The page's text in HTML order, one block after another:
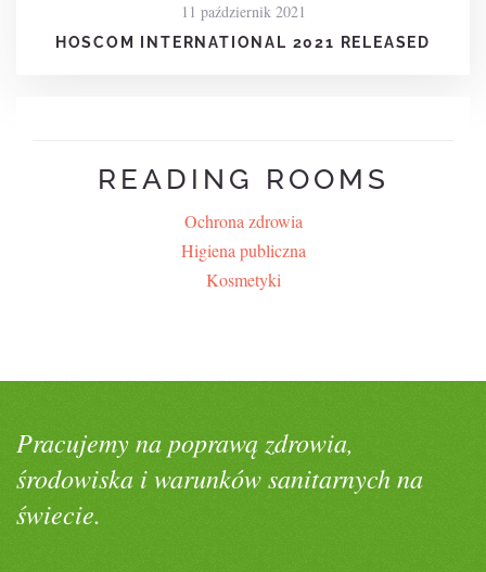
11 październik 2021
HOSCOM INTERNATIONAL 2021 RELEASED
READING ROOMS
Ochrona zdrowia
Higiena publiczna
Kosmetyki
Pracujemy na poprawą zdrowia,
środowiska i warunków sanitarnych na
świecie.